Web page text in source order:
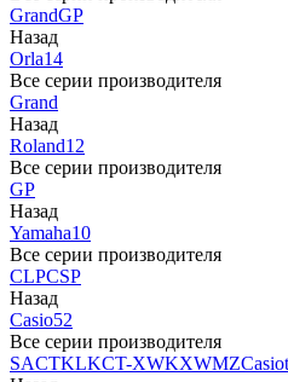
GrandGP
Назад
Orla14
Все серии производителя
Grand
Назад
Roland12
Все серии производителя
GP
Назад
Yamaha10
Все серии производителя
CLPCSP
Назад
Casio52
Все серии производителя
SACTKLKCT-XWKXWMZ